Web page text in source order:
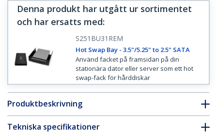
Denna produkt har utgått ur sortimentet
och har ersatts med:
S251BU31REM
Hot Swap Bay - 3.5"/5.25" to 2.5" SATA
Använd facket på framsidan på din
stationära dator eller server som ett hot
swap-fack för hårddiskar
Produktbeskrivning
Tekniska specifikationer